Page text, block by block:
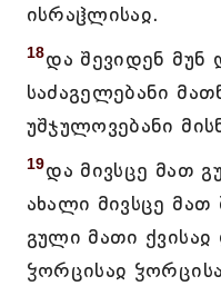
ისრაჱლისაჲ.
18და შევიდენ მუნ
საძაგელებანი
უშჯულოვებანი
19და მივსცე მათ
ახალი მივსცე
გული მათი
ჴორცისაჲ